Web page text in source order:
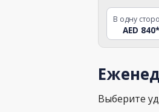
В одну
AED 840*
Выберите